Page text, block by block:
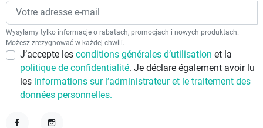
Wysyłamy tylko informacje o rabatach, promocjach i nowych produktach.
Możesz zrezygnować w każdej chwili.
J’accepte les conditions générales d’utilisation et la
politique de confidentialité. Je déclare également avoir lu
les informations sur l’administrateur et le traitement des
données personnelles.